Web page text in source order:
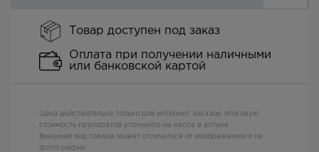
Товар доступен под заказ
Оплата при получении наличными
или банковской картой
Цена действительна только для интернет заказов, итоговую
стоимость препаратов уточняйте на кассе в аптеке
Внешний вид товара может отличаться от изображенного на
фотографии